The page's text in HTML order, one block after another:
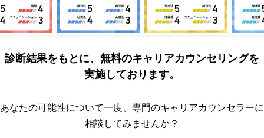
診断結果をもとに、無料のキャリアカウンセリングを
実施しております。
あなたの可能性について一度、専門のキャリアカウンセラーに
相談してみませんか？